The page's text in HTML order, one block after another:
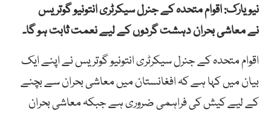
نیویارک: اقوام متحدہ کے جنرل سیکرٹری انتونیو گوتریس
نے معاشی بحران دہشت گردوں کے لیے نعمت ثابت ہو گا۔
اقوام متحدہ کے جنرل سیکرٹری انتونیو گوتریس نے اپنے ایک
بیان میں کہا ہے کہ افغانستان میں معاشی بحران سے بچنے
کے لیے کیش کی فراہمی ضروری ہے جبکہ معاشی بحران